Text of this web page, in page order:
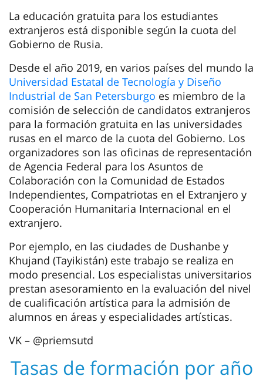
La educación gratuita para los estudiantes
extranjeros está disponible según la cuota del
Gobierno de Rusia.
Desde el año 2019, en varios países del mundo la
Universidad Estatal de Tecnología y Diseño
Industrial de San Petersburgo es miembro de la
comisión de selección de candidatos extranjeros
para la formación gratuita en las universidades
rusas en el marco de la cuota del Gobierno. Los
organizadores son las oficinas de representación
de Agencia Federal para los Asuntos de
Colaboración con la Comunidad de Estados
Independientes, Compatriotas en el Extranjero y
Cooperación Humanitaria Internacional en el
extranjero.
Por ejemplo, en las ciudades de Dushanbe y
Khujand (Tayikistán) este trabajo se realiza en
modo presencial. Los especialistas universitarios
prestan asesoramiento en la evaluación del nivel
de cualificación artística para la admisión de
alumnos en áreas y especialidades artísticas.
VK – @priemsutd
Tasas de formación por año